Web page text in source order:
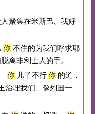
聚集在米斯巴、我好
你不住的为我们呼求耶
离非利士人的手。
你儿子不行 你的道．
治理我们、像列国一